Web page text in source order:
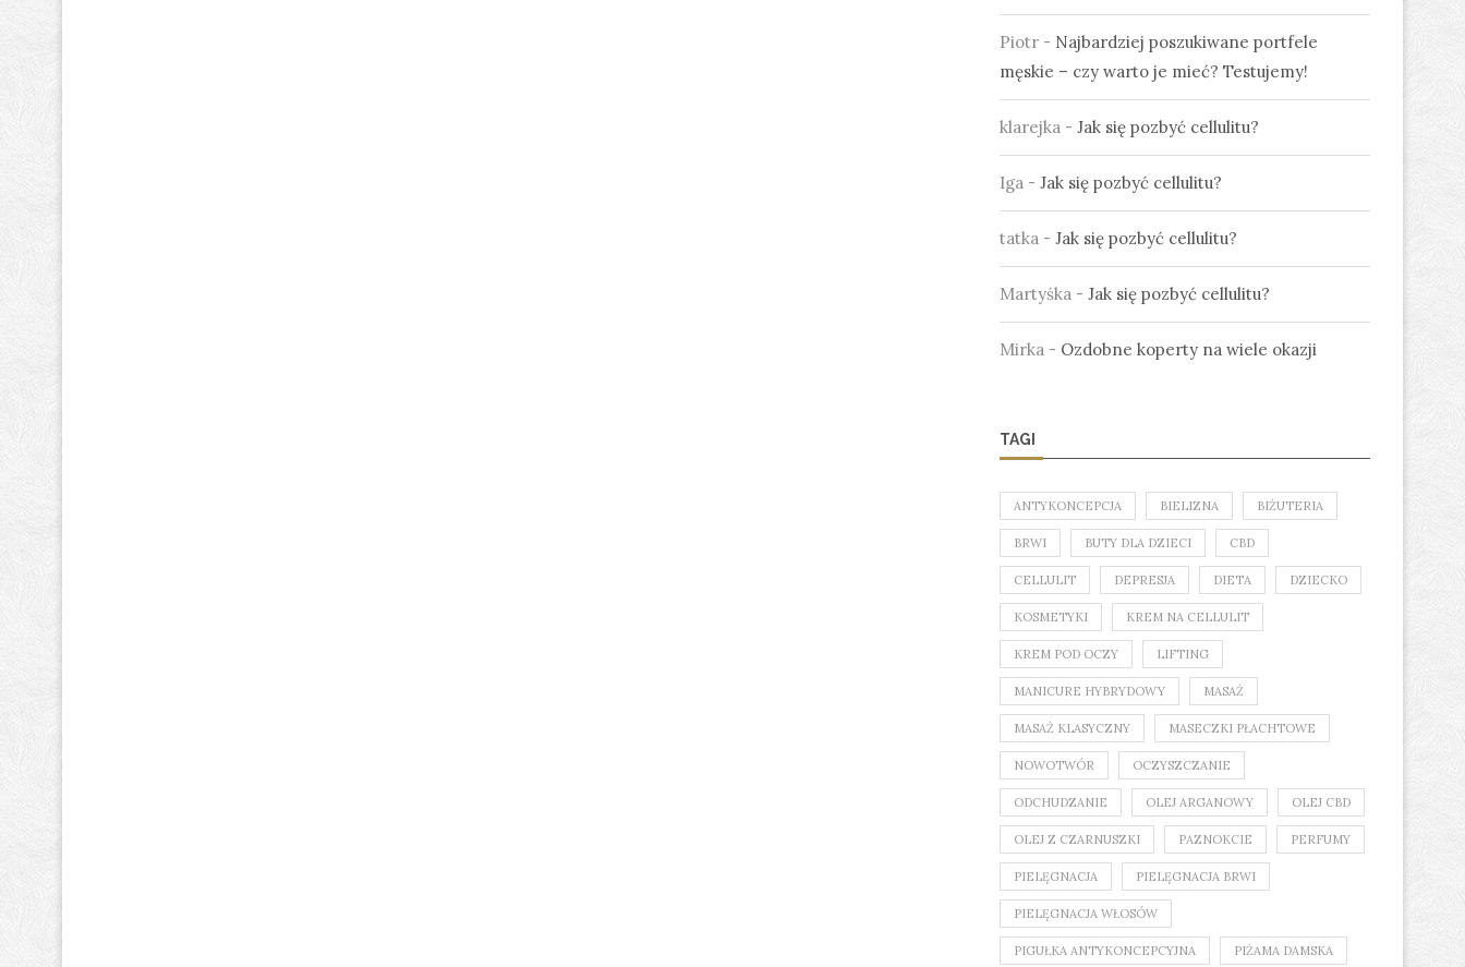
Piotr - Najbardziej poszukiwane portfele
męskie – czy warto je mieć? Testujemy!
klarejka - Jak się pozbyć cellulitu?
Iga - Jak się pozbyć cellulitu?
tatka - Jak się pozbyć cellulitu?
Martyśka - Jak się pozbyć cellulitu?
Mirka - Ozdobne koperty na wiele okazji
TAGI
ANTYKONCEPCJA BIELIZNA BIŻUTERIA
BRWI BUTY DLA DZIECI CBD
CELLULIT DEPRESJA DIETA DZIECKO
KOSMETYKI KREM NA CELLULIT
KREM POD OCZY LIFTING
MANICURE HYBRYDOWY MASAŻ
MASAŻ KLASYCZNY MASECZKI PŁACHTOWE
NOWOTWÓR OCZYSZCZANIE
ODCHUDZANIE OLEJ ARGANOWY OLEJ CBD
OLEJ Z CZARNUSZKI PAZNOKCIE PERFUMY
PIELĘGNACJA PIELĘGNACJA BRWI
PIELĘGNACJA WŁOSÓW
PIGUŁKA ANTYKONCEPCYJNA PIŻAMA DAMSKA